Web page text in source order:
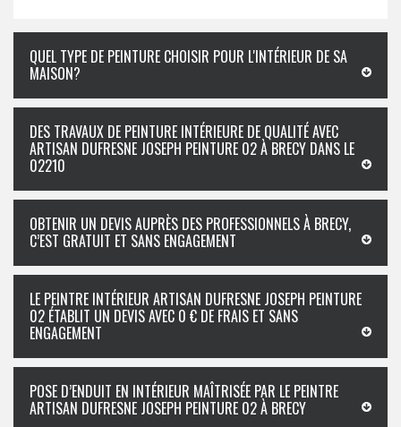
QUEL TYPE DE PEINTURE CHOISIR POUR L'INTÉRIEUR DE SA
MAISON?
DES TRAVAUX DE PEINTURE INTÉRIEURE DE QUALITÉ AVEC
ARTISAN DUFRESNE JOSEPH PEINTURE 02 À BRECY DANS LE
02210
OBTENIR UN DEVIS AUPRÈS DES PROFESSIONNELS À BRECY,
C’EST GRATUIT ET SANS ENGAGEMENT
LE PEINTRE INTÉRIEUR ARTISAN DUFRESNE JOSEPH PEINTURE
02 ÉTABLIT UN DEVIS AVEC 0 € DE FRAIS ET SANS
ENGAGEMENT
POSE D’ENDUIT EN INTÉRIEUR MAÎTRISÉE PAR LE PEINTRE
ARTISAN DUFRESNE JOSEPH PEINTURE 02 À BRECY